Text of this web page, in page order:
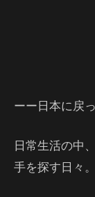
ーー日本に戻っ
日常生活の中
手を探す日々。